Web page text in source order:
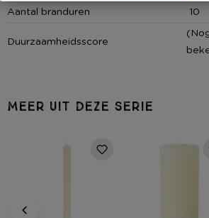
dinerkaarsen maak je de mooiste
creatief aan de slag en geniet van een
kaarsen.
Aantal branduren
10
Duurzaamheidsscore
MEER UIT DEZE SERIE